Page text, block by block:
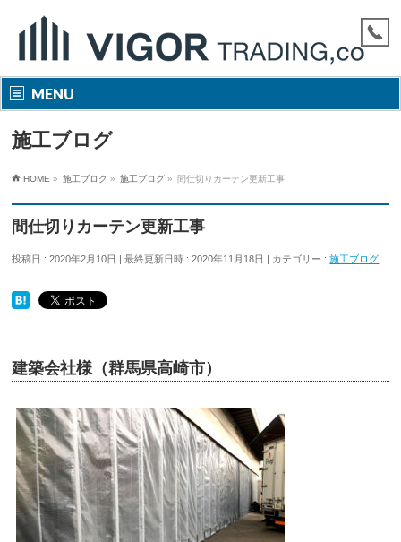
MENU
施工ブログ
HOME » 施工ブログ » 施工ブログ » 間仕切りカーテン更新工事
間仕切りカーテン更新工事
投稿日 : 2020年2月10日 最終更新日時 : 2020年11月18日 カテゴリー :施工ブログ
建築会社様（群馬県高崎市）